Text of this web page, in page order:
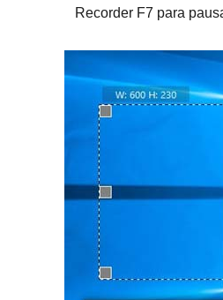
Recorder F7 para